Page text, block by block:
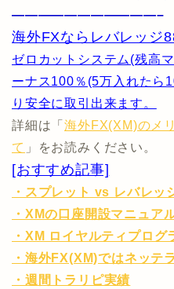
———————————–
海外FXならレバレッジ
ゼロカットシステム(残高
ーナス100％(5万入れたら
り安全に取引出来ます。
詳細は「海外FX(XM)のメ
て 」をお読みください。
[おすすめ記事]
・スプレット vs レバレッ
・XMの口座開設マニュア
・XM ロイヤルティプロ
・海外FX(XM)ではネッテ
・週間トラリピ実績